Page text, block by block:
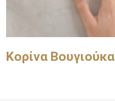
Κορίνα Βουγιούκα